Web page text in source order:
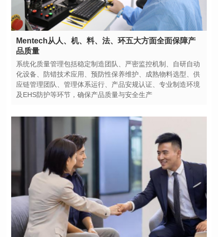
品质量
及EHS防护等环节，确保产品质量与安全生产